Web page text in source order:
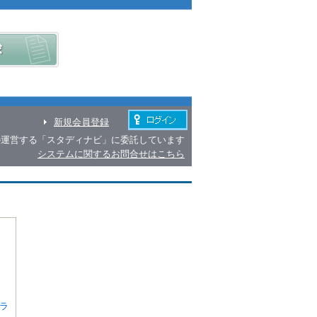
新規会員登録
営する「スタディナビ」に委託しています
システムに関するお問合せはこちら